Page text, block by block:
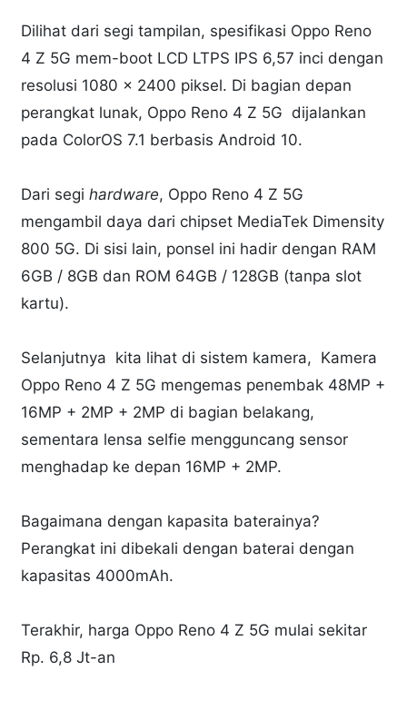
Dilihat dari segi tampilan, spesifikasi Oppo Reno
4 Z 5G mem-boot LCD LTPS IPS 6,57 inci dengan
resolusi 1080 × 2400 piksel. Di bagian depan
perangkat lunak, Oppo Reno 4 Z 5G dijalankan
pada ColorOS 7.1 berbasis Android 10.
Dari segihardware, Oppo Reno 4 Z 5G
mengambil daya dari chipset MediaTek Dimensity
800 5G. Di sisi lain, ponsel ini hadir dengan RAM
6GB / 8GB dan ROM 64GB / 128GB (tanpa slot
kartu).
Selanjutnya kita lihat di sistem kamera, Kamera
Oppo Reno 4 Z 5G mengemas penembak 48MP +
16MP + 2MP + 2MP di bagian belakang,
sementara lensa selfie mengguncang sensor
menghadap ke depan 16MP + 2MP.
Bagaimana dengan kapasita baterainya?
Perangkat ini dibekali dengan baterai dengan
kapasitas 4000mAh.
Terakhir, harga Oppo Reno 4 Z 5G mulai sekitar
Rp. 6,8 Jt-an